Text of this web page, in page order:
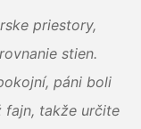
priestory,
stien.
páni boli
fajn, takže určite